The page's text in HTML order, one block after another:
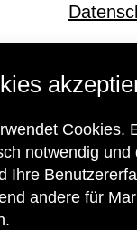
Cookies.
notwendig und
Ihre
andere für